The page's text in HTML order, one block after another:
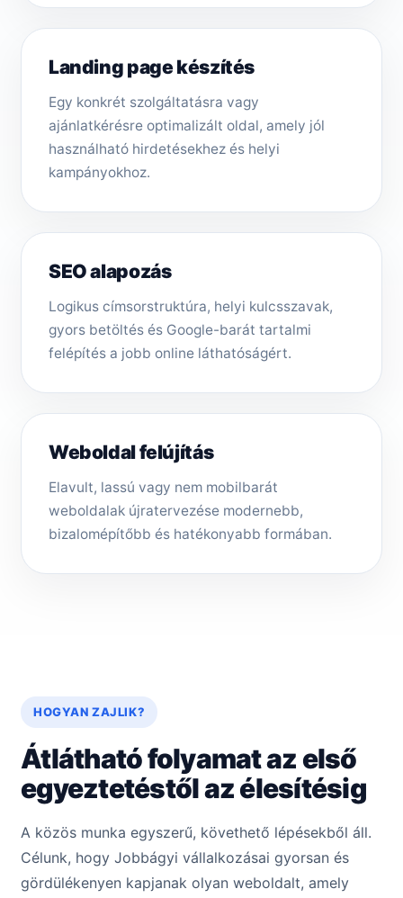
Landing page készítés
Egy konkrét szolgáltatásra vagy
ajánlatkérésre optimalizált oldal, amely jól
használható hirdetésekhez és helyi
kampányokhoz.
SEO alapozás
Logikus címsorstruktúra, helyi kulcsszavak,
gyors betöltés és Google-barát tartalmi
felépítés a jobb online láthatóságért.
Weboldal felújítás
Elavult, lassú vagy nem mobilbarát
weboldalak újratervezése modernebb,
bizalomépítőbb és hatékonyabb formában.
HOGYAN ZAJLIK?
Átlátható folyamat az első
egyeztetéstől az élesítésig
A közös munka egyszerű, követhető lépésekből áll.
Célunk, hogy Jobbágyi vállalkozásai gyorsan és
gördülékenyen kapjanak olyan weboldalt, amely